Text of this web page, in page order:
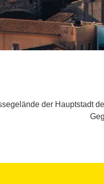
der Hauptstadt